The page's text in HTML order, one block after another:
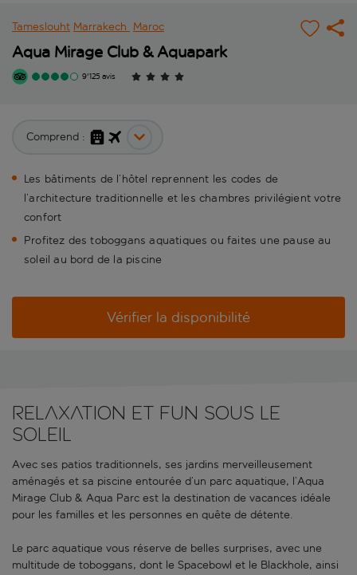
Tameslouht Marrakech Maroc
Aqua Mirage Club & Aquapark
9'125 avis
Comprend :
Les bâtiments de l’hôtel reprennent les codes de
l’architecture traditionnelle et les chambres privilégient votre
confort
Profitez des toboggans aquatiques ou faites une pause au
soleil au bord de la piscine
Vérifier la disponibilité
Relaxation et fun sous le
soleil
Avec ses patios traditionnels, ses jardins merveilleusement
aménagés et sa piscine entourée d’un parc aquatique, l’Aqua
Mirage Club & Aqua Parc est la destination de vacances idéale
pour les familles et les personnes en quête de détente.
Le parc aquatique vous réserve de belles surprises, avec une
multitude de toboggans, dont le Spacebowl et le Blackhole, ainsi